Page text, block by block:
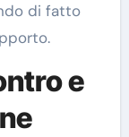
di fatto
e